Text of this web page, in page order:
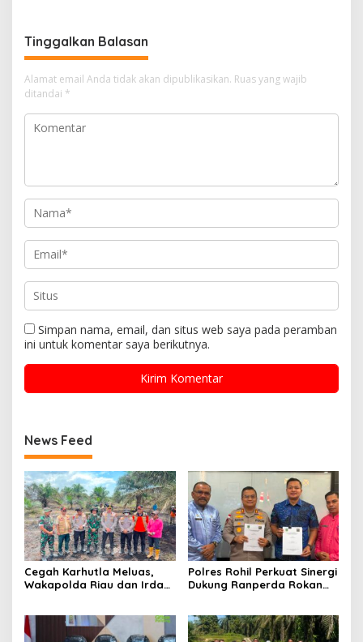
Tinggalkan Balasan
Alamat email Anda tidak akan dipublikasikan. Ruas yang wajib
ditandai *
Simpan nama, email, dan situs web saya pada peramban
ini untuk komentar saya berikutnya.
News Feed
Cegah Karhutla Meluas,
Wakapolda Riau dan Irdam
Limau Kapas
Polres Rohil Perkuat Sinergi
Dukung Ranperda Rokan